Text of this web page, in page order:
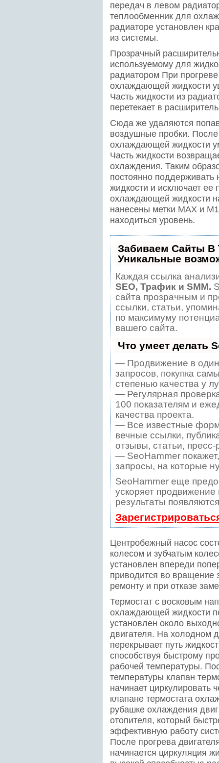
передач в левом
теплообменник для
радиаторе установлен
из системы.
Прозрачный
используемому для
радиатором При
охлаждающей жидкости
Часть жидкости из
перетекает в
Сюда же удаляются
воздушные пробки.
охлаждающей жидкости
Часть жидкости
охлаждения. Таким
постоянно
жидкости и исключает ее
охлаждающей жидкости
нанесены метки МАХ и
находиться уровень.
Забиваем Сайты
Уникальные
Каждая ссылка
SEO, Трафик и SMM.
сайта прозрачным и
ссылки, статьи,
по максимуму
вашего сайта.
Что умеет делать
— Продвижение в один
запросов, покупка
степенью качества у
— Регулярная
100 показателям и
качества проекта.
— Все известные
вечные ссылки,
отзывы, статьи,
— SeoHammer
запросы, на которые
SeoHammer еще
ускоряет
результаты
Центробежный насос
колесом и зубчатым
установлен впереди
приводится во вращение
ремонту и при отказе
Термостат с восковым
охлаждающей жидкости
установлен около
двигателя. На холодном
перекрывает путь
способствуя быстрому
рабочей температуры.
температуры клапан
начинает циркулировать
клапане термостата
рубашке охлаждения
отопителя, который
эффективную работу
После прогрева
начинается циркуляция